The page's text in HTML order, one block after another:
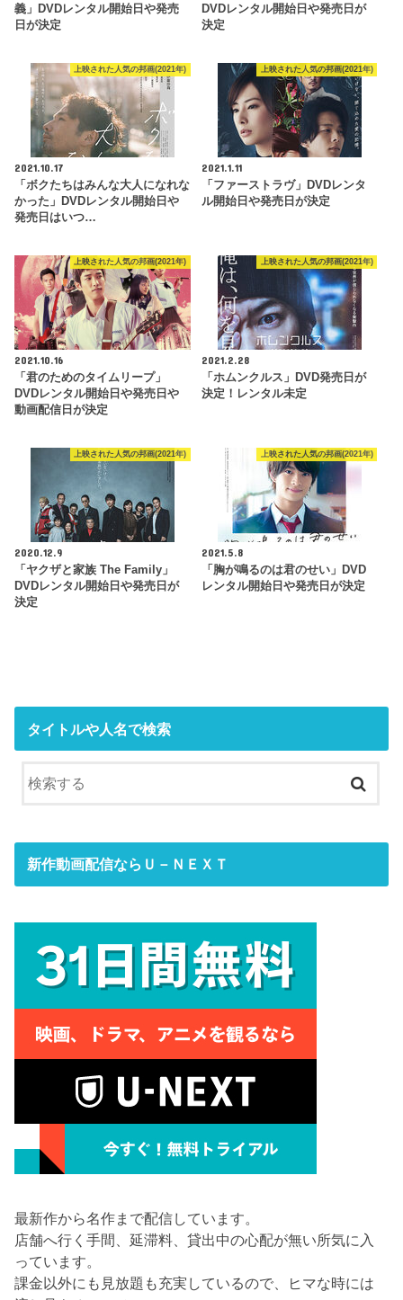
義」DVDレンタル開始日や発売
日が決定
DVDレンタル開始日や発売日が
決定
上映された人気の邦画(2021年)
2021.10.17
「ボクたちはみんな大人になれな
かった」DVDレンタル開始日や
発売日はいつ…
上映された人気の邦画(2021年)
2021.1.11
「ファーストラヴ」DVDレンタ
ル開始日や発売日が決定
上映された人気の邦画(2021年)
2021.10.16
「君のためのタイムリープ」
DVDレンタル開始日や発売日や
動画配信日が決定
上映された人気の邦画(2021年)
2021.2.28
「ホムンクルス」DVD発売日が
決定！レンタル未定
上映された人気の邦画(2021年)
2020.12.9
「ヤクザと家族 The Family」
DVDレンタル開始日や発売日が
決定
上映された人気の邦画(2021年)
2021.5.8
「胸が鳴るのは君のせい」DVD
レンタル開始日や発売日が決定
タイトルや人名で検索
新作動画配信ならＵ－ＮＥＸＴ
最新作から名作まで配信しています。
店舗へ行く手間、延滞料、貸出中の心配が無い所気に入
っています。
課金以外にも見放題も充実しているので、ヒマな時には